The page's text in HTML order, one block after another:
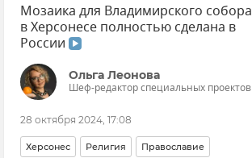
Граница
Мозаика для Владимирского собора
в Херсонесе полностью сделана в
России
Ольга Леонова
Шеф-редактор специальных проектов
28 октября 2024, 17:08
Херсонес Религия Православие